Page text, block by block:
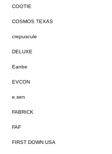
COOTIE
COSMOS TEXAS
crepuscule
DELUXE
Eanbe
EVCON
e.sen
FABRICK
FAF
FIRST DOWN USA